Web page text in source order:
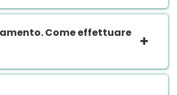
Come effettuare